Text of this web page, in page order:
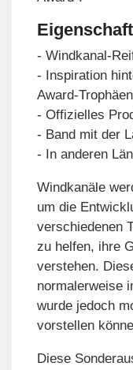
- Windkanal-
- Inspiration
Award-Trophäen
- Offizielles
- Band mit der
- In anderen
Windkanäle
um die
verschiedenen
zu helfen, ihre
verstehen.
normalerweise
wurde jedoch
vorstellen
Diese